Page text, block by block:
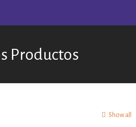
Productos
Show all